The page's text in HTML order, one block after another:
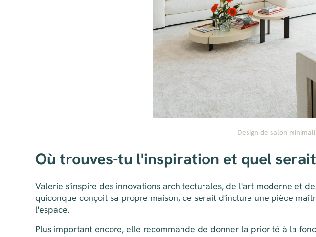
Design de salon
Où trouves-tu l'inspiration et quel
Valerie s'inspire des innovations architecturales, de l'art moderne et
quiconque conçoit sa propre maison, ce serait d'inclure une pièce
l'espace.
Plus important encore, elle recommande de donner la priorité à la